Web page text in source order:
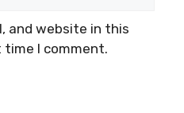
and website in this
I comment.